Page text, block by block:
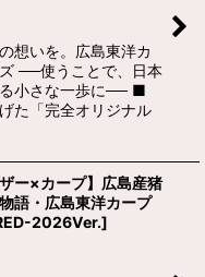
想いを。広島東洋カ
──使うことで、日本
小さな一歩に── ■
た「完全オリジナル
ー×カープ】広島産猪
語・広島東洋カープ
2026Ver.]